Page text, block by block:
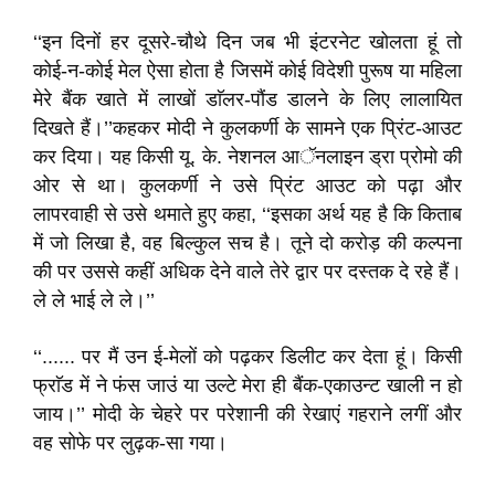
‘‘इन दिनों हर दूसरे-चौथे दिन जब भी इंटरनेट खोलता हूं तो
कोई-न-कोई मेल ऐसा होता है जिसमें कोई विदेशी पुरूष या महिला
मेरे बैंक खाते में लाखों डाॅलर-पौंड डालने के लिए लालायित
दिखते हैं।’’कहकर मोदी ने कुलकर्णी के सामने एक प्रिंट-आउट
कर दिया। यह किसी यू. के. नेशनल आॅनलाइन ड्रा प्रोमो की
ओर से था। कुलकर्णी ने उसे प्रिंट आउट को पढ़ा और
लापरवाही से उसे थमाते हुए कहा, ‘‘इसका अर्थ यह है कि किताब
में जो लिखा है, वह बिल्कुल सच है। तूने दो करोड़ की कल्पना
की पर उससे कहीं अधिक देने वाले तेरे द्वार पर दस्तक दे रहे हैं।
ले ले भाई ले ले।’’
‘‘...... पर मैं उन ई-मेलों को पढ़कर डिलीट कर देता हूं। किसी
फ्राॅड में ने फंस जाउं या उल्टे मेरा ही बैंक-एकाउन्ट खाली न हो
जाय।’’ मोदी के चेहरे पर परेशानी की रेखाएं गहराने लगीं और
वह सोफे पर लुढ़क-सा गया।